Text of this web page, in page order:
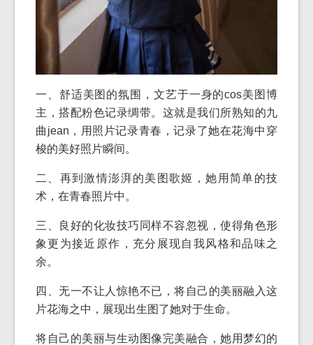
一、舒适美图的氛围，文艺于一身的cos美图博
主，搭配粉色记录绸带。这就是我们所熟知的九
曲jean，用照片记录青春，记录了她在花海中穿
梭的美好照片瞬间。
二、再到激情澎湃的美图歌姬，她用简单的技
术，在青春照片中。
三、良好的化妆技巧同样不容忽视，使得角色形
象更为接近原作，充分展现自我风格和品味之
余。
四、无一不让人惊艳不已，将自己的美丽融入这
片花海之中，展现出生图了她对于生命。
将自己的美丽与生动图像完美融合，她用梦幻的